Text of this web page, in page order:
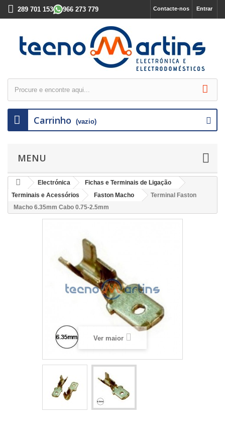
Entrar
Contacte-nos
289 701 153 966 273 779
Carrinho (vazio)
MENU
Electrónica
Fichas e Terminais de Ligação
Terminais e Acessórios
Faston Macho
Terminal Faston
Macho 6.35mm Cabo 0.75-2.5mm
Ver maior